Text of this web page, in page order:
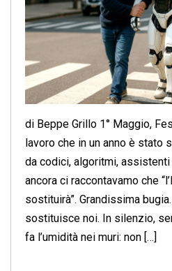
di Beppe Grillo 1° Maggio,
lavoro che in un anno è
da codici, algoritmi,
ancora ci raccontavamo che
sostituirà”. Grandissima
sostituisce noi. In silenzio,
fa l’umidità nei muri: non […]